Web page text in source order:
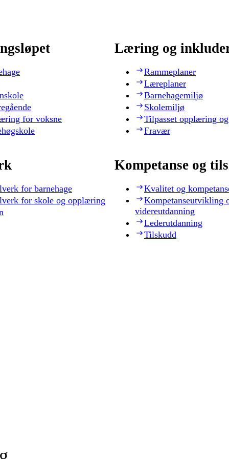
for voksne
Læring og
Rammeplaner
Læreplaner
Barnehagemiljø
Skolemiljø
Tilpasset opplæring
Fravær
for barnehage
for skole og opplæring
Kompetanse og
Kvalitet og
Kompetanseutvikling
videreutdanning
Lederutdanning
Tilskudd